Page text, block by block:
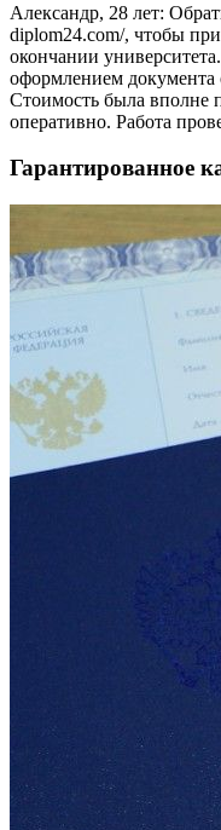
Александр, 28 лет:
diplom24.com/, чтобы
окончании
оформлением документа
Стоимость была вполне
оперативно. Работа
Гарантированное